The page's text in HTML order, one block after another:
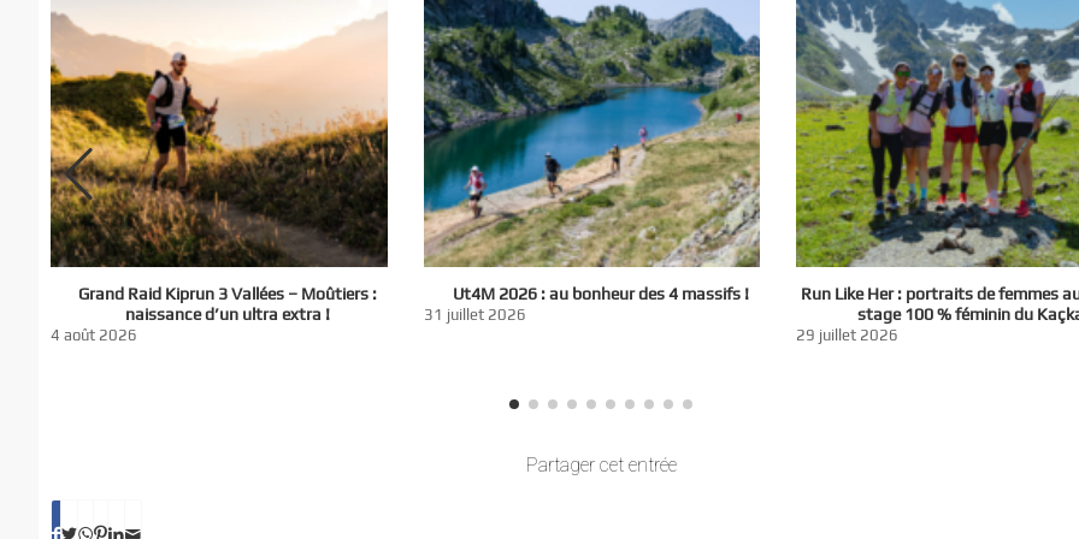
Grand Raid Kiprun 3 Vallées – Moûtiers :
naissance d’un ultra extra !
4 août 2026
Ut4M 2026 : au bonheur des 4 massifs !
31 juillet 2026
Run Like Her : portraits de femmes
stage 100 % féminin du
29 juillet 2026
Partager cet entrée